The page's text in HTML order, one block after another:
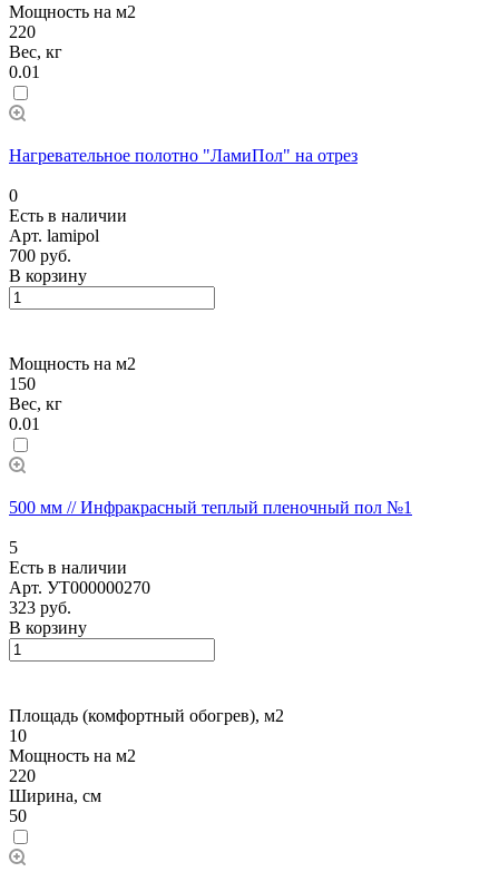
Мощность на м2
220
Вес, кг
0.01
Нагревательное полотно "ЛамиПол" на отрез
0
Есть в наличии
Арт. lamipol
700 руб.
В корзину
Мощность на м2
150
Вес, кг
0.01
500 мм // Инфракрасный теплый пленочный пол №1
5
Есть в наличии
Арт. УТ000000270
323 руб.
В корзину
Площадь (комфортный обогрев), м2
10
Мощность на м2
220
Ширина, см
50